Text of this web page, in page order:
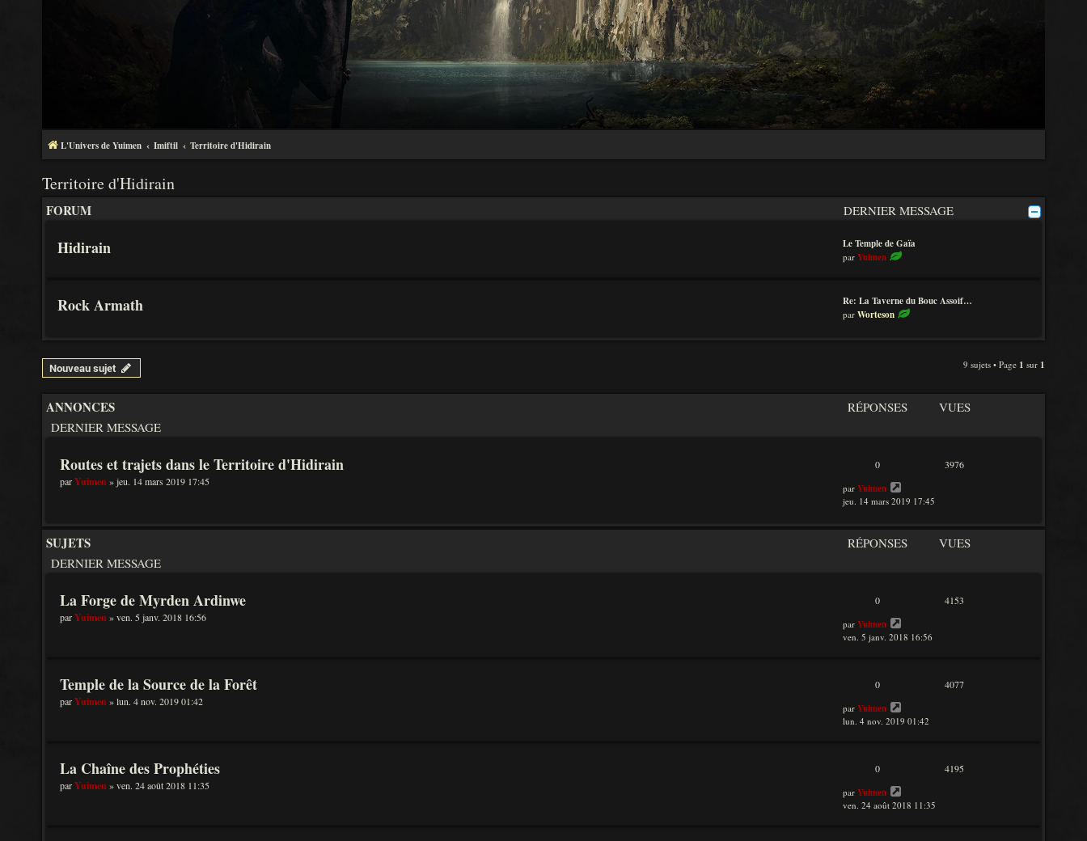
L'Univers de Yuimen Imiftil Territoire d'Hidirain
Territoire d'Hidirain
FORUM DERNIER MESSAGE
Hidirain Le Temple de Gaïa
par Yuimen
l
e
e
r
m
Rock Armath Re: La Taverne du Bouc Assoif…
par Worteson
e
s
g
Nouveau sujet 9 sujets • Page 1 sur 1
ANNONCES RÉPONSES
VUES
DERNIER MESSAGE
Routes et trajets dans le Territoire d'Hidirain
parYuimen» jeu. 14 mars 2019 17:45
0 3976
par Yuimen
jeu. 14 mars 2019 17:45
SUJETS RÉPONSES
VUES
DERNIER MESSAGE
La Forge de Myrden Ardinwe
parYuimen» ven. 5 janv. 2018 16:56
0 4153
par Yuimen
ven. 5 janv. 2018 16:56
Temple de la Source de la Forêt
parYuimen» lun. 4 nov. 2019 01:42
0 4077
par Yuimen
lun. 4 nov. 2019 01:42
La Chaîne des Prophéties
parYuimen» ven. 24 août 2018 11:35
0 4195
par Yuimen
ven. 24 août 2018 11:35